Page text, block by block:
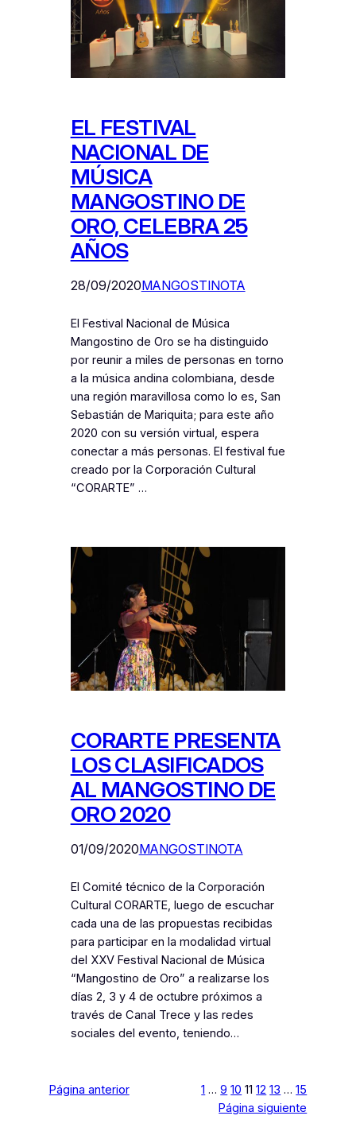
EL FESTIVAL
NACIONAL DE
MÚSICA
MANGOSTINO DE
ORO, CELEBRA 25
AÑOS
28/09/2020MANGOSTINOTA
El Festival Nacional de Música
Mangostino de Oro se ha distinguido
por reunir a miles de personas en torno
a la música andina colombiana, desde
una región maravillosa como lo es, San
Sebastián de Mariquita; para este año
2020 con su versión virtual, espera
conectar a más personas. El festival fue
creado por la Corporación Cultural
“CORARTE” …
CORARTE PRESENTA
LOS CLASIFICADOS
AL MANGOSTINO DE
ORO 2020
01/09/2020MANGOSTINOTA
El Comité técnico de la Corporación
Cultural CORARTE, luego de escuchar
cada una de las propuestas recibidas
para participar en la modalidad virtual
del XXV Festival Nacional de Música
“Mangostino de Oro” a realizarse los
días 2, 3 y 4 de octubre próximos a
través de Canal Trece y las redes
sociales del evento, teniendo…
Página anterior 1 … 9 10 11 12 13 … 15
Página siguiente